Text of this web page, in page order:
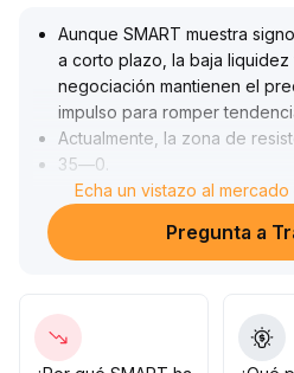
Aunque SMART muestra
a corto plazo, la baja
negociación mantienen el
impulso para romper
Actualmente, la zona de
35—0
40 dólares.
A medio y largo plazo, si
institucionales o estrategias
SMART
Se recomienda mantener la
Echa un vistazo al
Pregunta a